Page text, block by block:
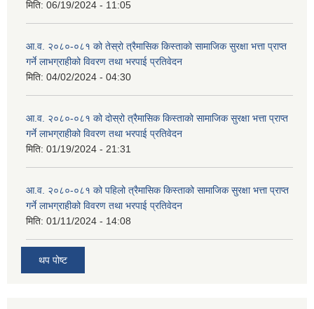
मिति: 06/19/2024 - 11:05
आ.व. २०८०-०८१ को तेस्रो त्रैमासिक किस्ताको सामाजिक सुरक्षा भत्ता प्राप्त
गर्ने लाभग्राहीको विवरण तथा भरपाई प्रतिवेदन
मिति: 04/02/2024 - 04:30
आ.व. २०८०-०८१ को दोस्रो त्रैमासिक किस्ताको सामाजिक सुरक्षा भत्ता प्राप्त
गर्ने लाभग्राहीको विवरण तथा भरपाई प्रतिवेदन
मिति: 01/19/2024 - 21:31
आ.व. २०८०-०८१ को पहिलो त्रैमासिक किस्ताको सामाजिक सुरक्षा भत्ता प्राप्त
गर्ने लाभग्राहीको विवरण तथा भरपाई प्रतिवेदन
मिति: 01/11/2024 - 14:08
थप पोष्ट